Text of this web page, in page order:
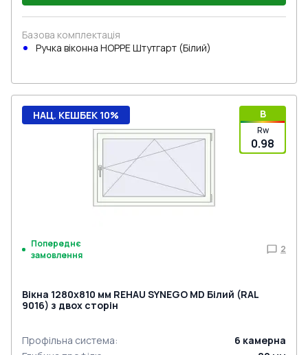
Базова комплектація
Ручка віконна HOPPE Штутгарт (Білий)
B
Rw
0.98
НАЦ. КЕШБЕК 10%
Попереднє
замовлення
2
Вікна 1280x810 мм REHAU SYNEGO MD Білий (RAL
9016) з двох сторін
Профільна система: 6 камерна